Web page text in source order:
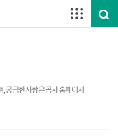
궁금한 사항은 공사 홈페이지